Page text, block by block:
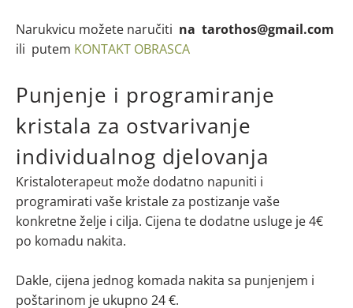
Narukvicu možete naručiti na tarothos@gmail.com
ili putem KONTAKT OBRASCA
Punjenje i programiranje
kristala za ostvarivanje
individualnog djelovanja
Kristaloterapeut može dodatno napuniti i
programirati vaše kristale za postizanje vaše
konkretne želje i cilja. Cijena te dodatne usluge je 4€
po komadu nakita.
Dakle, cijena jednog komada nakita sa punjenjem i
poštarinom je ukupno 24 €.